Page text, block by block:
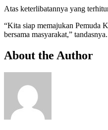
Atas keterlibatannya yang
“Kita siap memajukan Pemuda
bersama masyarakat,” tandasnya.
About the Author